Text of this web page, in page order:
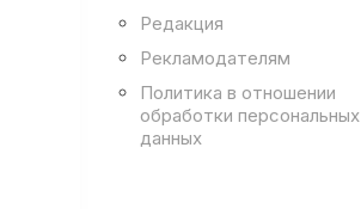
Редакция
Рекламодателям
Политика в отношении
обработки персональных
данных